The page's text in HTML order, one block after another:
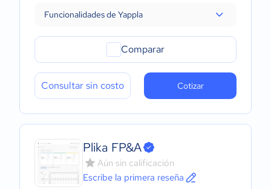
Funcionalidades de Yappla
Comparar
Consultar sin costo Cotizar
Plika FP&A
Aún sin calificación
Escribe la primera reseña